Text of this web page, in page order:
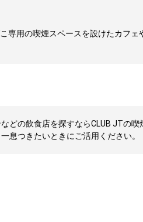
専用の喫煙スペースを設けたカフ
どの飲食店を探すならCLUB JTの喫
息つきたいときにご活用ください。